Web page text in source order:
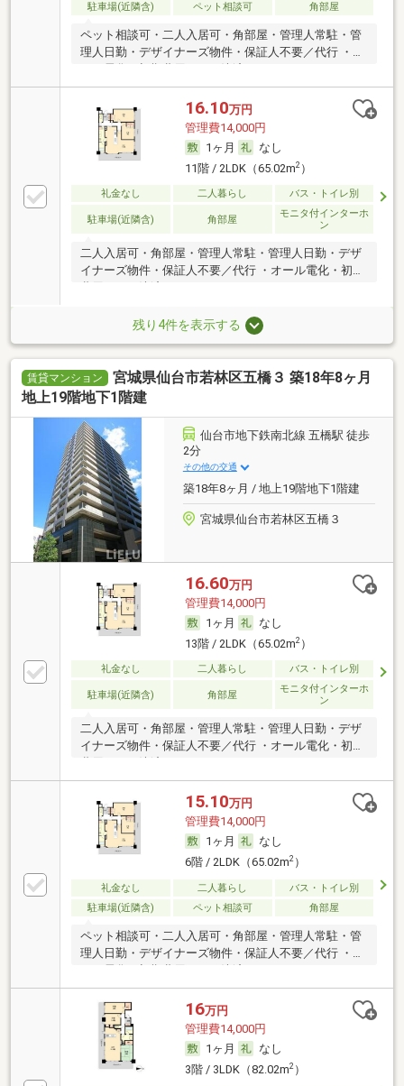
駐車場(近隣含)
ペット相談可 角部屋
ペット相談可・二人入居可・角部屋・管理人常駐・管
理人日勤・デザイナーズ物件・保証人不要／代行 ・オ
16.10万円
管理費14,000円
1ヶ月
なし
11階 / 2LDK（65.02m2）
礼金なし 二人暮らし バス・トイレ別
駐車場(近隣含) 角部屋
モニタ付インターホ
ン
二人入居可・角部屋・管理人常駐・管理人日勤・デザ
イナーズ物件・保証人不要／代行 ・オール電化・初期
残り4件を表示する
賃貸マンション
宮城県仙台市若林区五橋３ 築18年8ヶ月
地上19階地下1階建
仙台市地下鉄南北線 五橋駅 徒歩
2分
その他の交通
築18年8ヶ月 / 地上19階地下1階建
宮城県仙台市若林区五橋３
16.60万円
管理費14,000円
1ヶ月
なし
13階 / 2LDK（65.02m2）
礼金なし 二人暮らし バス・トイレ別
駐車場(近隣含) 角部屋
モニタ付インターホ
ン
二人入居可・角部屋・管理人常駐・管理人日勤・デザ
イナーズ物件・保証人不要／代行 ・オール電化・初期
15.10万円
管理費14,000円
1ヶ月
なし
6階 / 2LDK（65.02m2）
礼金なし 二人暮らし
バス・トイレ別
駐車場(近隣含)
ペット相談可 角部屋
ペット相談可・二人入居可・角部屋・管理人常駐・管
理人日勤・デザイナーズ物件・保証人不要／代行 ・オ
16万円
管理費14,000円
1ヶ月
なし
3階 / 3LDK（82.02m2）